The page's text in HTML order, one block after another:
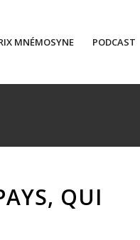
MNÉMOSYNE PODCAST
QUI